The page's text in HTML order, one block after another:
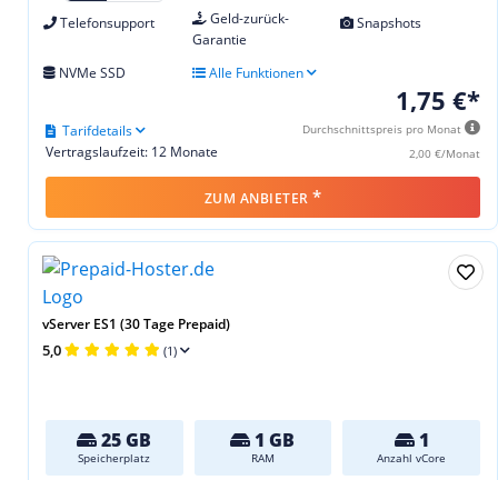
Telefonsupport
Geld-zurück-
Garantie
Snapshots
NVMe SSD Alle Funktionen
1,75 €*
Durchschnittspreis pro Monat
2,00 €/Monat
Vertragslaufzeit: 12 Monate
Tarifdetails
ZUM ANBIETER *
vServer ES1 (30 Tage Prepaid)
5,0 (1)
25 GB
Speicherplatz
1 GB
RAM
1
Anzahl vCore